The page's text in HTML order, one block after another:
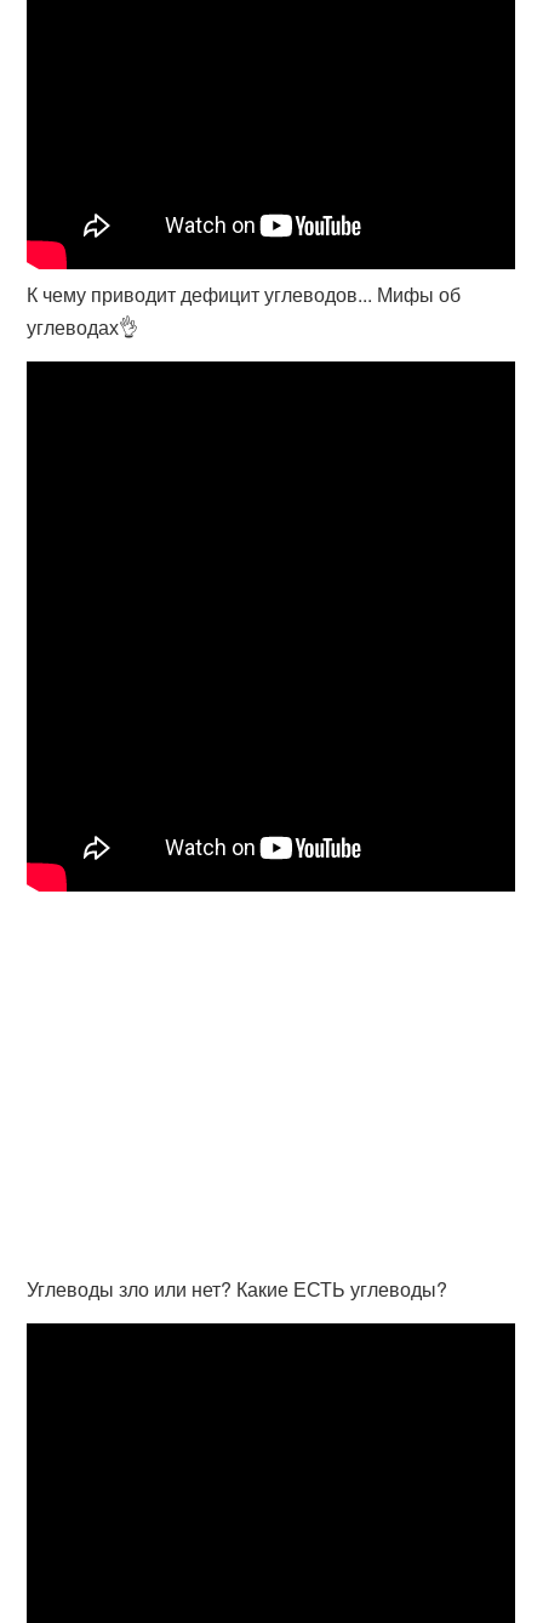
К чему приводит дефицит углеводов... Мифы об
углеводах👌
Углеводы зло или нет? Какие ЕСТЬ углеводы?